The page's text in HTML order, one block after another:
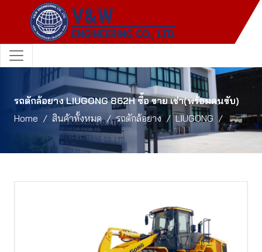
รถตักล้อยาง LIUGONG 862H ซื้อ ขาย เช่า(พร้อมคนขับ)
Home
สินค้าทั้งหมด รถตักล้อยาง LIUGONG